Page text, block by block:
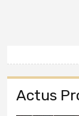
Actus